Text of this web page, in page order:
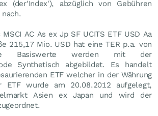
(der'Index'), abzüglich von Gebühren
nach.
AC As ex Jp SF UCITS ETF USD Aa
215,17 Mio. USD hat eine TER p.a. von
Basiswerte werden mit der
Synthetisch abgebildet. Es handelt
ETF welcher in der Währung
ETF wurde am 20.08.2012 aufgelegt,
Asien ex Japan und wird der